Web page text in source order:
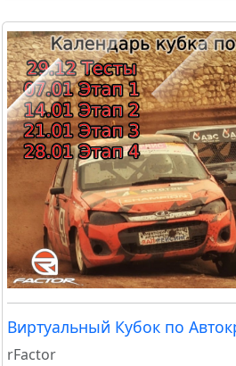
Виртуальный Кубок по
rFactor